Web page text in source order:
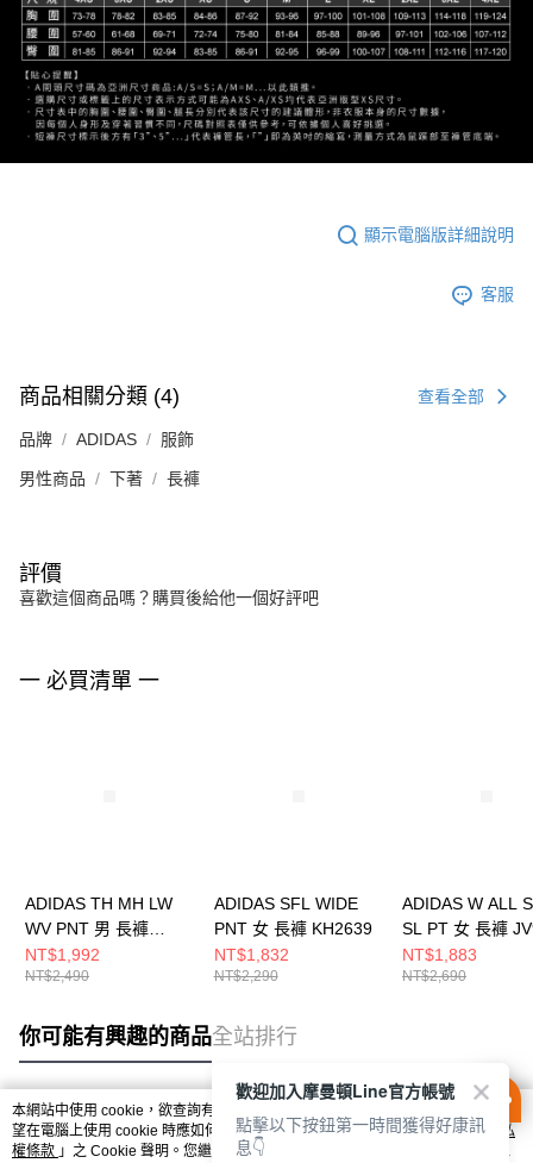
顯示電腦版詳細說明
客服
商品相關分類 (4) 查看全部
品牌 ADIDAS 服飾
男性商品 下著 長褲
評價
喜歡這個商品嗎？購買後給他一個好評吧
一 必買清單 一
ADIDAS TH MH LW
WV PNT 男 長褲
KR2551
NT$1,992
NT$2,490
ADIDAS SFL WIDE
PNT 女 長褲 KH2639
NT$1,832
NT$2,290
ADIDAS W ALL
SL PT 女 長褲
NT$1,883
NT$2,690
你可能有興趣的商品全站排行
熱門標籤
本網站中使用 cookie，欲查詢有關本網站使用 cookie 方式之詳情，及若您不希
望在電腦上使用 cookie 時應如何變更電腦的 cookie 設定，請參閱本網站「
隱私
權條款 」之 Cookie 聲明。您繼續使用本網站即表示您同意本公司得按本網站使
歡迎加入摩曼頓Line官方帳號
點擊以下按鈕第一時間獲得好康訊
息👇